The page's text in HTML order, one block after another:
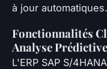
à jour automatiques.
Fonctionnalités
Analyse Prédictive
L'ERP SAP S/